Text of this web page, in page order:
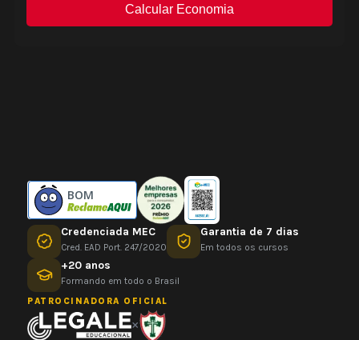
BOM
Credenciada MEC
Cred. EAD Port. 247/2020
Garantia de 7 dias
Em todos os cursos
+20 anos
Formando em todo o Brasil
PATROCINADORA OFICIAL
×